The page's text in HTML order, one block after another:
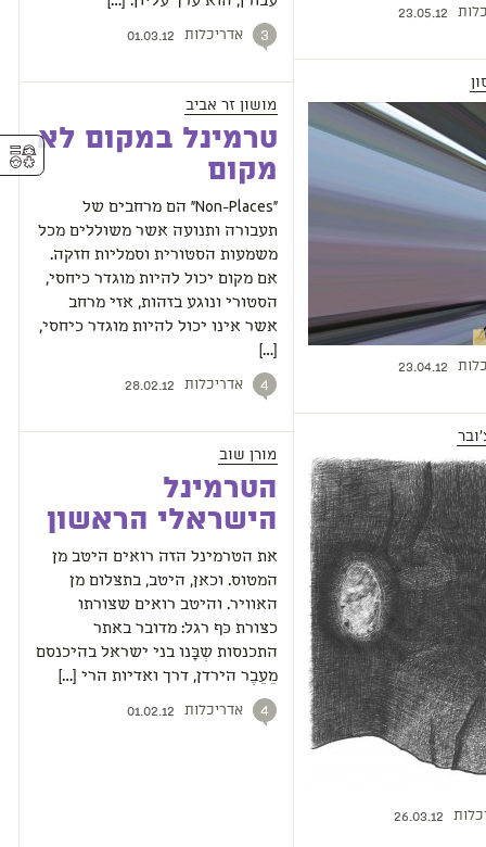
23.05.12
23.04.12
26.03.12
3 אדריכלות 01.03.12
מושון זר אביב
טרמינל במקום לא
מקום
"Non-Places" הם מרחבים של
תעבורה ותנועה אשר משוללים מכל
משמעות הסטורית וסמליות חזקה.
אם מקום יכול להיות מוגדר כיחסי,
הסטורי ונוגע בזהות, אזי מרחב
אשר אינו יכול להיות מוגדר כיחסי,
[…]
4 אדריכלות 28.02.12
מורן שוב
הטרמינל
הישראלי הראשון
את הטרמינל הזה רואים היטב מן
המטוס. וכאן, היטב, בתצלום מן
האוויר. והיטב רואים שצורתו
כצורת כּף רגל: מדובר באתר
התכנסות שְבָּנו בני ישראל בהיכנסם
מֵעֵבֶר הירדן, דרך ואדיות הרי […]
4 אדריכלות 01.02.12
⚥︎